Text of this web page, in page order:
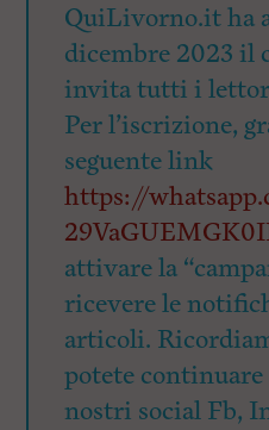
QuiLivorno.it ha
dicembre 2023 il
invita tutti i
Per l’iscrizione,
seguente link
https://
attivare la
ricevere le
articoli.
potete continuare
nostri social Fb,